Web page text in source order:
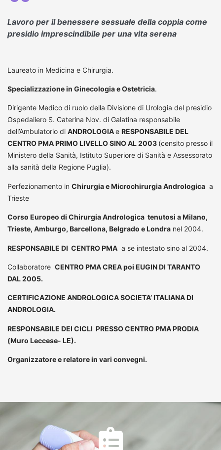
Lavoro per il benessere sessuale della coppia come
presidio imprescindibile per una vita serena
Laureato in Medicina e Chirurgia.
Specializzazione in Ginecologia e Ostetricia.
Dirigente Medico di ruolo della Divisione di Urologia del presidio
Ospedaliero S. Caterina Nov. di Galatina responsabile
dell’Ambulatorio di ANDROLOGIAe RESPONSABILE DEL
CENTRO PMA PRIMO LIVELLO SINO AL 2003 (censito presso il
Ministero della Sanità, Istituto Superiore di Sanità e Assessorato
alla sanità della Regione Puglia).
Perfezionamento in Chirurgia e Microchirurgia Andrologica a
Trieste
Corso Europeo di Chirurgia Andrologica tenutosi a Milano,
Trieste, Amburgo, Barcellona, Belgrado e Londra nel 2004.
RESPONSABILE DI CENTRO PMA a se intestato sino al 2004.
Collaboratore CENTRO PMA CREA poi EUGIN DI TARANTO
DAL 2005.
CERTIFICAZIONE ANDROLOGICA SOCIETA’ ITALIANA DI
ANDROLOGIA.
RESPONSABILE DEI CICLI PRESSO CENTRO PMA PRODIA
(Muro Leccese- LE).
Organizzatore e relatore in vari convegni.